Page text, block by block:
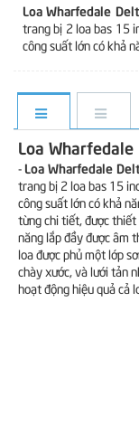
Loa Wharfedale
trang bị 2 loa bas 15
công suất lớn có khả
Loa
- Loa Wharfedale
trang bị 2 loa bas 15
công suất lớn có khả
từng chi tiết, được thiết
năng lắp đầy được âm
loa được phủ một lớp
chày xước, và lưới tản
hoạt động hiệu quả cả